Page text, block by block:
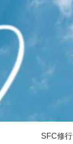
SFC修行